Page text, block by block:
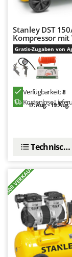
Tornado
Trev - Abrek
Trotec
Troy-Bilt
U
Udor
Unger
Verdemax
Volpi
W
Waldner
Weber
WIDU
Wiper
Stanley DST
Kompressor mit
Gratis-Zugaben von
Verfügbarkeit:8
Kostenlose
17. Aug. - 19. Aug.
Technische
+500 VERKAUFT